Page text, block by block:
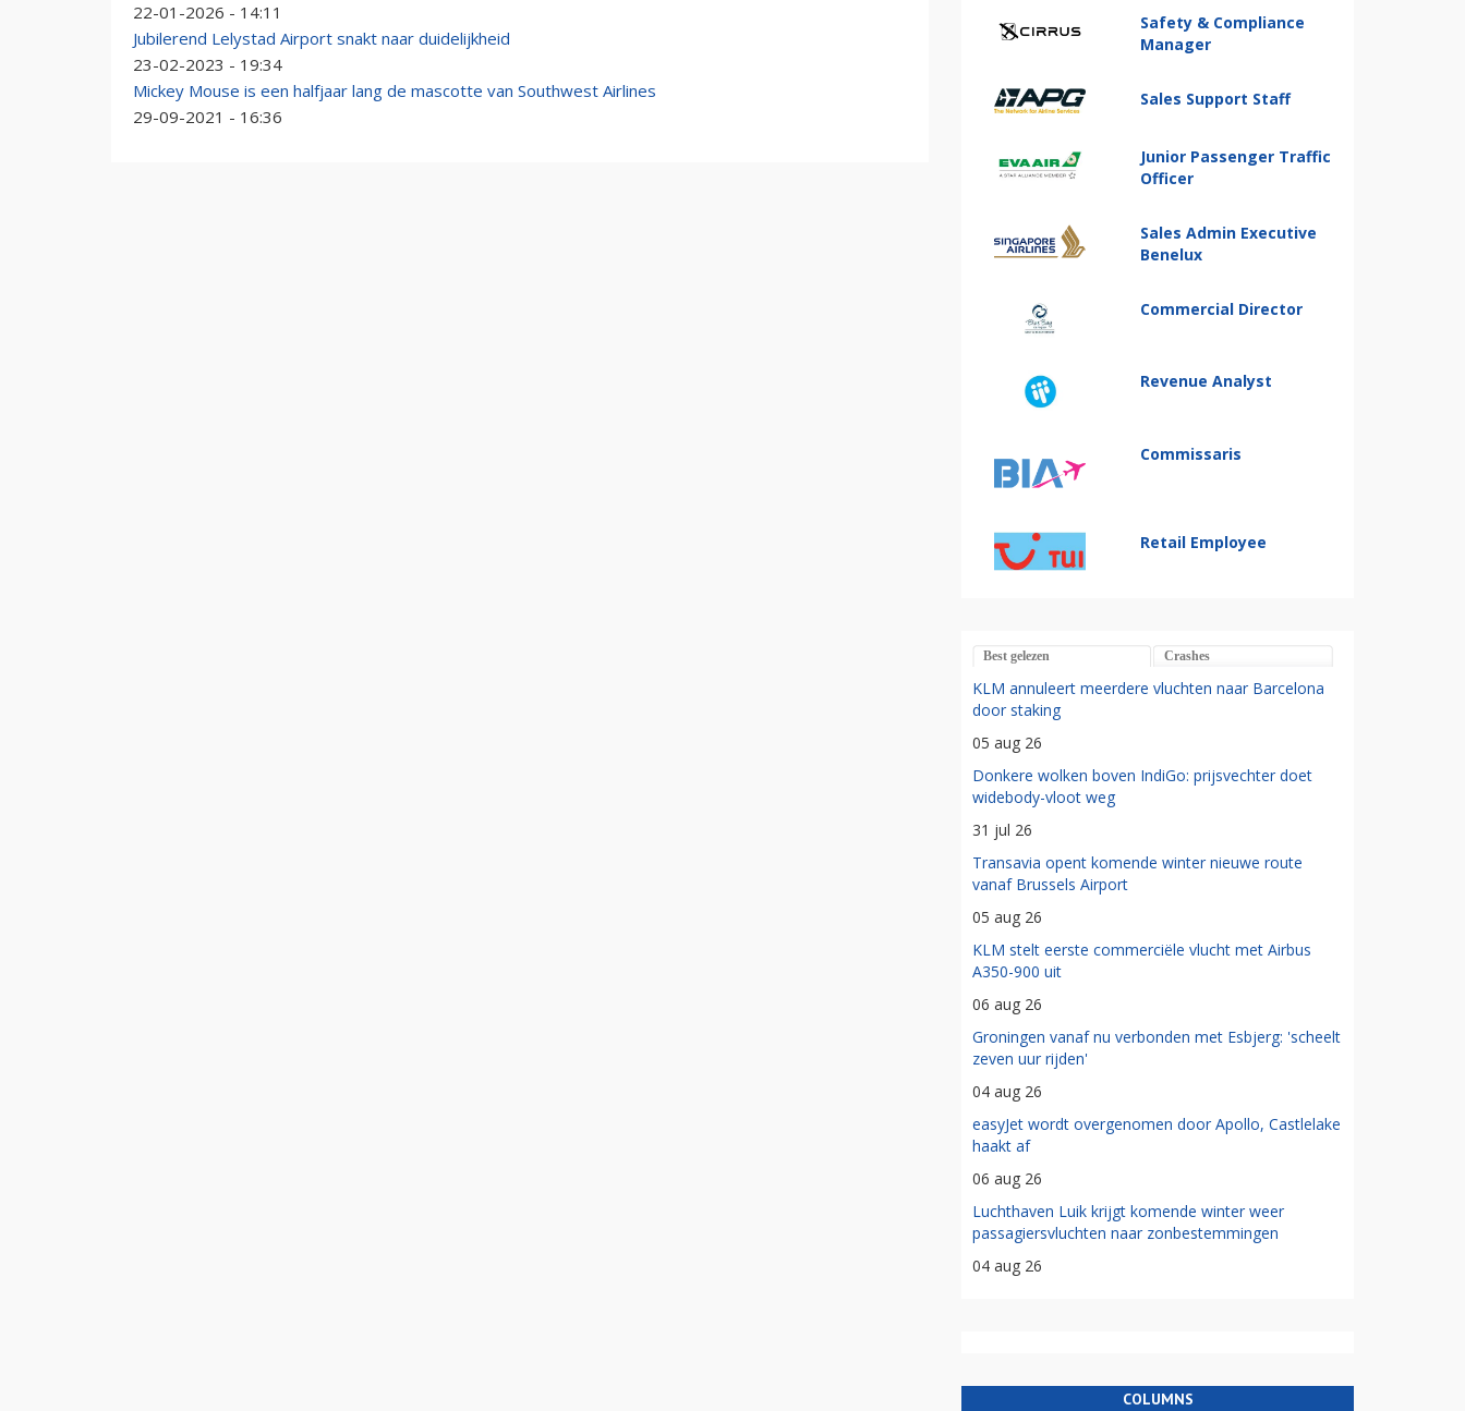
22-01-2026 - 14:11
Jubilerend Lelystad Airport snakt naar duidelijkheid
23-02-2023 - 19:34
Mickey Mouse is een halfjaar lang de mascotte van Southwest Airlines
29-09-2021 - 16:36
Safety & Compliance
Manager
Sales Support Staff
Junior Passenger Traffic
Officer
Sales Admin Executive
Benelux
Commercial Director
Revenue Analyst
Commissaris
Retail Employee
Best gelezen Crashes
KLM annuleert meerdere vluchten naar Barcelona
door staking
05 aug 26
Donkere wolken boven IndiGo: prijsvechter doet
widebody-vloot weg
31 jul 26
Transavia opent komende winter nieuwe route
vanaf Brussels Airport
05 aug 26
KLM stelt eerste commerciële vlucht met Airbus
A350-900 uit
06 aug 26
Groningen vanaf nu verbonden met Esbjerg: 'scheelt
zeven uur rijden'
04 aug 26
easyJet wordt overgenomen door Apollo, Castlelake
haakt af
06 aug 26
Luchthaven Luik krijgt komende winter weer
passagiersvluchten naar zonbestemmingen
04 aug 26
COLUMNS